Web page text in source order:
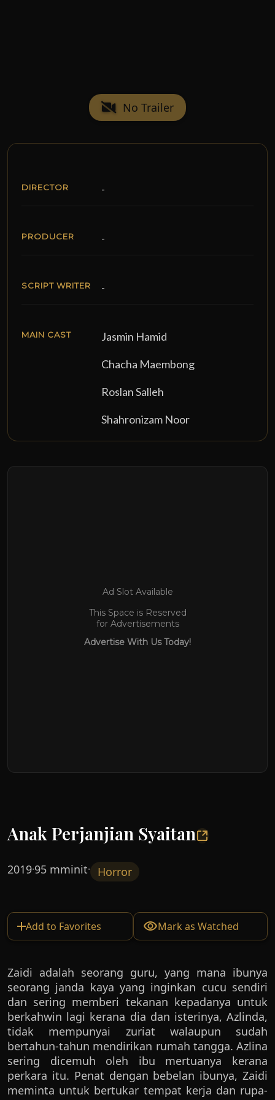
No Trailer
DIRECTOR -
PRODUCER -
SCRIPT WRITER -
MAIN CAST Jasmin Hamid
Chacha Maembong
Roslan Salleh
Shahronizam Noor
Ad Slot Available
This Space is Reserved
for Advertisements
Advertise With Us Today!
Anak Perjanjian Syaitan
2019·95 mminit· Horror
Add to Favorites Mark as Watched
Zaidi adalah seorang guru, yang mana ibunya
seorang janda kaya yang inginkan cucu sendiri
dan sering memberi tekanan kepadanya untuk
berkahwin lagi kerana dia dan isterinya, Azlinda,
tidak mempunyai zuriat walaupun sudah
bertahun-tahun mendirikan rumah tangga. Azlina
sering dicemuh oleh ibu mertuanya kerana
perkara itu. Penat dengan bebelan ibunya, Zaidi
meminta untuk bertukar tempat kerja dan rupa-